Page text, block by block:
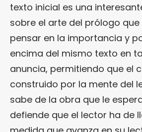
texto inicial es una
sobre el arte del prólogo
pensar en la importancia y
encima del mismo texto en
anuncia, permitiendo que el
construido por la mente del
sabe de la obra que le
defiende que el lector ha de